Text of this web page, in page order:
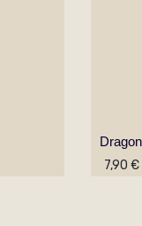
7,90 €